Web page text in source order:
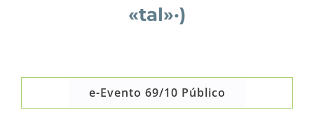
«tal»·)
e-Evento 69/10 Público